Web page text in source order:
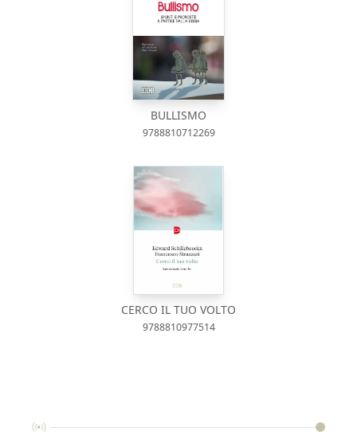
BULLISMO
9788810712269
CERCO IL TUO VOLTO
9788810977514